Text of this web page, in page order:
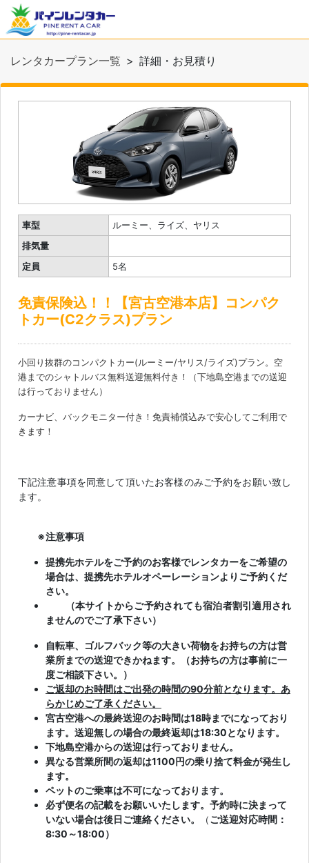
レンタカープラン一覧 詳細・お見積り
車型
ルーミー、ライズ、ヤリス
排気量
定員
5名
免責保険込！！【宮古空港本店】コンパク
トカー(C2クラス)プラン
小回り抜群のコンパクトカー(ルーミー/ヤリス/ライズ)プラン。空
港までのシャトルバス無料送迎無料付き！（下地島空港までの送迎
は行っておりません）
カーナビ、バックモニター付き！免責補償込みで安心してご利用で
きます！
下記注意事項を同意して頂いたお客様のみご予約をお願い致し
ます。
※注意事項
提携先ホテルをご予約のお客様でレンタカーをご希望の
場合は、提携先ホテルオペーレーションよりご予約くだ
さい。
（本サイトからご予約されても宿泊者割引適用され
ませんのでご了承下さい）
自転車、ゴルフバック等の大きい荷物をお持ちの方は営
業所までの送迎できかねます。（お持ちの方は事前に一
度ご相談下さい。）
ご返却のお時間はご出発の時間の90分前となります。あ
らかじめご了承ください。
宮古空港への最終送迎のお時間は18時までになっており
ます。送迎無しの場合の最終返却は18:30となります。
下地島空港からの送迎は行っておりません。
異なる営業所間の返却は1100円の乗り捨て料金が発生し
ます。
ペットのご乗車は不可になっております。
必ず便名の記載をお願いいたします。予約時に決まって
いない場合は後日ご連絡ください。
（ご送迎対応時間：
8:30～18:00）